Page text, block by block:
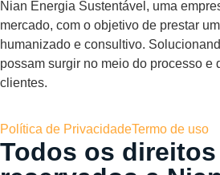
Nian Energia Sustentável, uma
mercado, com o objetivo de prestar
humanizado e consultivo.
possam surgir no meio do processo e
clientes.
Política de PrivacidadeTermo de uso
Todos os direitos